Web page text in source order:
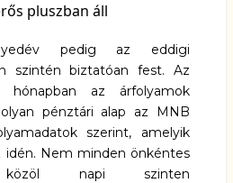
pluszban áll
pedig az eddigi
szintén biztatóan fest. Az
az árfolyamok
pénztári alap az MNB
szerint, amelyik
idén. Nem minden önkéntes
közöl napi szinten